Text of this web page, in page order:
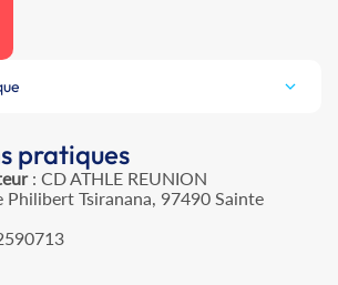
pratiques
: CD ATHLE REUNION
Philibert Tsiranana, 97490 Sainte